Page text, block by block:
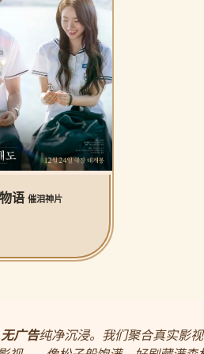
语催泪神片
无广告纯净沉浸。我们聚合真实影